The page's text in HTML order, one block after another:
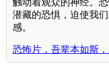
潜藏的恐惧，迫使我
感。
恐怖片，吾辈本如斯